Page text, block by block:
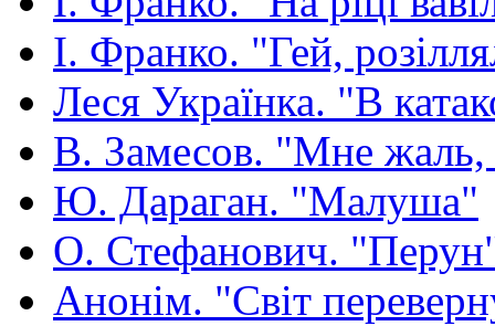
І. Франко. "Гей,
Леся Українка. "В
В. Замесов. "Мне жаль,
Ю. Дараган. "Малуша"
О. Стефанович.
Анонім. "Світ